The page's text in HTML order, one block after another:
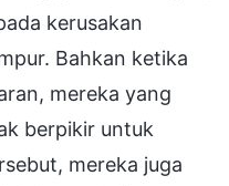
kerusakan
Bahkan ketika
mereka yang
berpikir untuk
mereka juga